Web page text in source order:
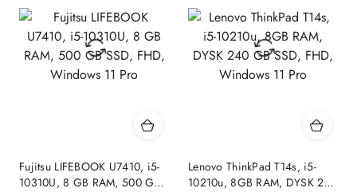
przed
obniżką
Fujitsu LIFEBOOK U7410, i5-
10310U, 8 GB RAM, 500 GB
Lenovo ThinkPad T14s, i5-
10210u, 8GB RAM, DYSK 240